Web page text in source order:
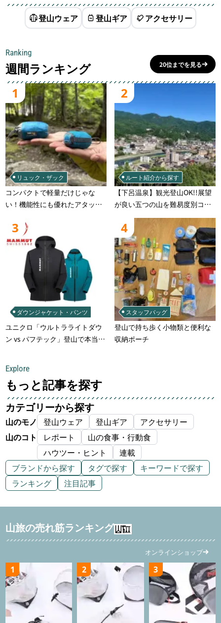
登山ウェア 登山ギア アクセサリー
Ranking
週間ランキング 20位までを見る
1
リュック・ザック
コンパクトで軽量だけじゃな
い！機能性にも優れたアタック
と選び方
2
ルート紹介から探す
【下呂温泉】観光登山OK!!展望
が良い五つの山を難易度別コー
スでご案
3
ダウンジャケット・パンツ
ユニクロ「ウルトラライトダウ
ン vs パフテック」登山で本当に
4
スタッフバッグ
登山で持ち歩く小物類と便利な
収納ポーチ
Explore
もっと記事を探す
カテゴリーから探す
山のモノ 登山ウェア 登山ギア
アクセサリー
山のコト
レポート
山の食事・行動食
ハウツー・ヒント
連載
ブランドから探す
タグで探す
キーワードで探す
ランキング
注目記事
山旅の売れ筋ランキング
オンラインショップ
1 2 3